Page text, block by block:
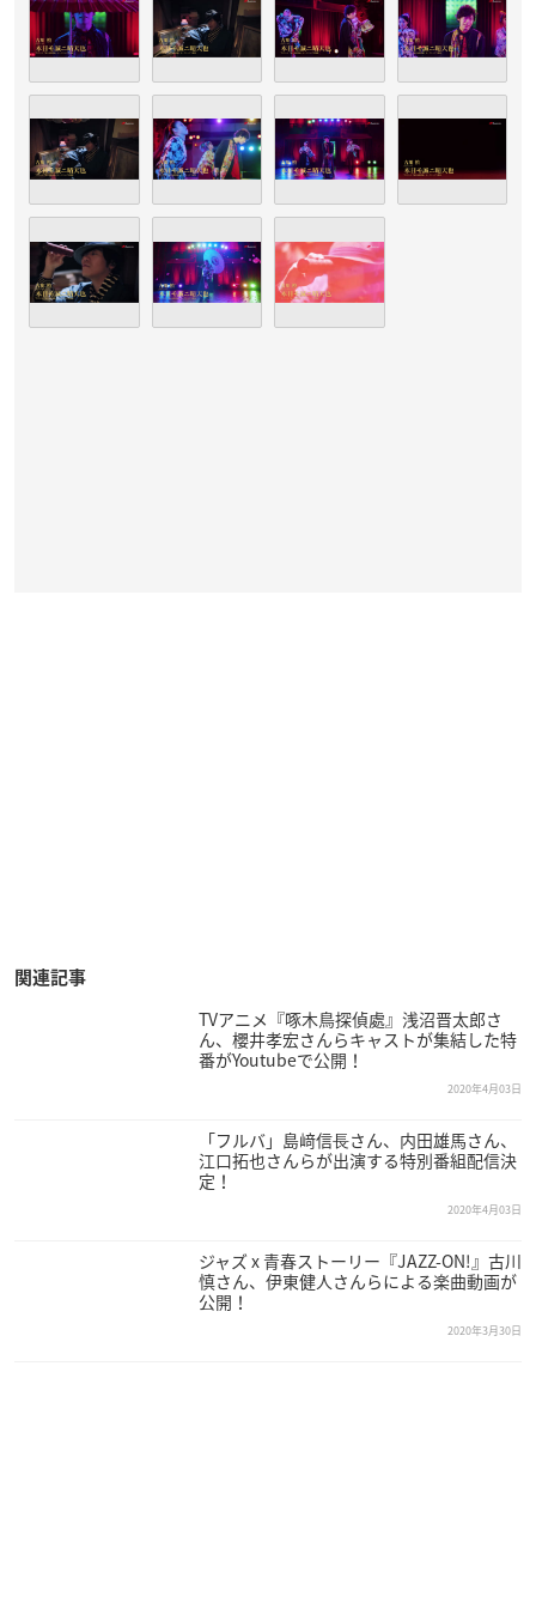
関連記事
TVアニメ『啄木鳥探偵處』浅沼晋太郎さ
ん、櫻井孝宏さんらキャストが集結した特
番がYoutubeで公開！
2020年4月03日
「フルバ」島﨑信⻑さん、内田雄馬さん、
江口拓也さんらが出演する特別番組配信決
定！
2020年4月03日
ジャズ x 青春ストーリー『JAZZ-ON!』古川
慎さん、伊東健人さんらによる楽曲動画が
公開！
2020年3月30日